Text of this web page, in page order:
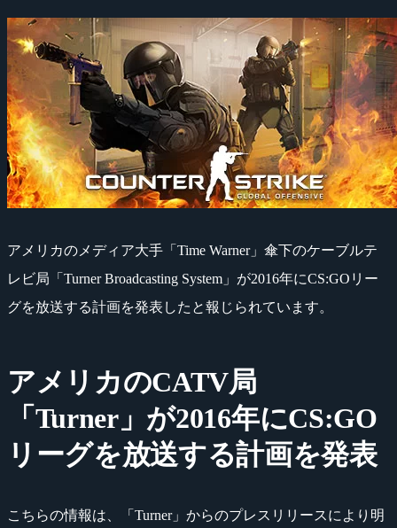
アメリカのメディア大手「Time Warner」傘下のケーブルテ
レビ局「Turner Broadcasting System」が2016年にCS:GOリー
グを放送する計画を発表したと報じられています。
アメリカのCATV局
「Turner」が2016年にCS:GO
リーグを放送する計画を発表
こちらの情報は、「Turner」からのプレスリリースにより明